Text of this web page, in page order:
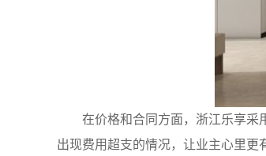
在价格和合同方面，浙江乐享采
出现费用超支的情况，让业主心里更